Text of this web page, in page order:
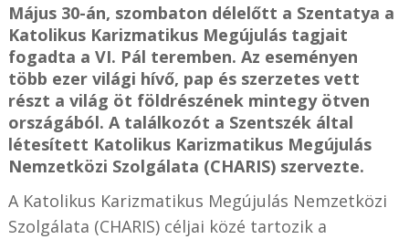
Május 30-án, szombaton délelőtt a Szentatya a
Katolikus Karizmatikus Megújulás tagjait
fogadta a VI. Pál teremben. Az eseményen
több ezer világi hívő, pap és szerzetes vett
részt a világ öt földrészének mintegy ötven
országából. A találkozót a Szentszék által
létesített Katolikus Karizmatikus Megújulás
Nemzetközi Szolgálata (CHARIS) szervezte.
A Katolikus Karizmatikus Megújulás Nemzetközi
Szolgálata (CHARIS) céljai közé tartozik a